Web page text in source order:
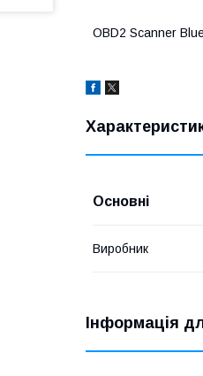
OBD2 Scanner
Основні
Виробник
Інформація